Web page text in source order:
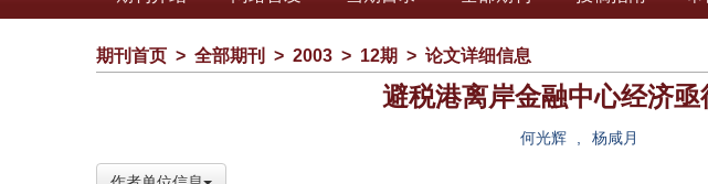
期刊首页 > 全部期刊 > 2003 > 12期 > 论文详细信息
避税港离岸金融中心经济亟
何光辉 杨咸月